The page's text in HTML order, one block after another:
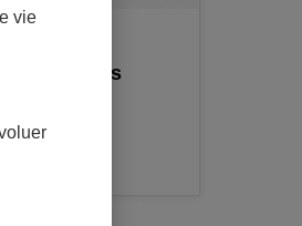
les risques
crédit
vie